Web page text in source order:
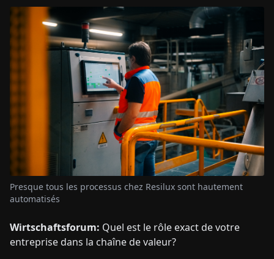
Presque tous les processus chez Resilux sont hautement
automatisés
Wirtschaftsforum: Quel est le rôle exact de votre
entreprise dans la chaîne de valeur?